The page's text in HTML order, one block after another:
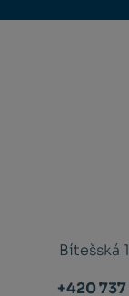
Bítešská
+420 737